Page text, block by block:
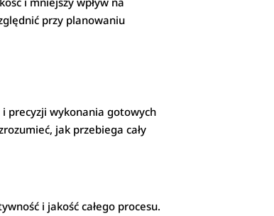
przy planowaniu
precyzji wykonania gotowych
jak przebiega cały
i jakość całego procesu.